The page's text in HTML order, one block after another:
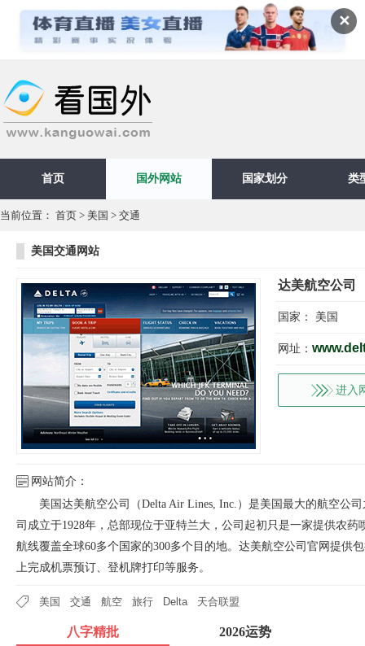
✕
首页 国外网站 国家划分 类
当前位置： 首页 > 美国 > 交通
美国交通网站
达美航空公司
国家： 美国
网址：
进入
网站简介：
美国达美航空公司（Delta Air Lines, Inc.）是美国最大的航空公
司成立于1928年，总部现位于亚特兰大，公司起初只是一家提供农
航线覆盖全球60多个国家的300多个目的地。达美航空公司官网提供
上完成机票预订、登机牌打印等服务。
美国 交通 航空 旅行 Delta 天合联盟
八字精批 2026运势